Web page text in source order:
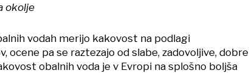
okolje
vodah merijo kakovost na podlagi
ocene pa se raztezajo od slabe, zadovoljive, dobre
obalnih voda je v Evropi na splošno boljša